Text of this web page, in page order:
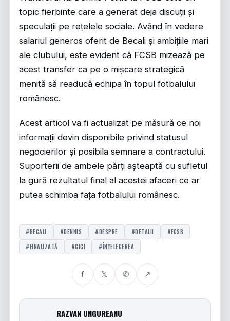
topic fierbinte care a generat deja discuții și
speculații pe rețelele sociale. Având în vedere
salariul generos oferit de Becali și ambițiile mari
ale clubului, este evident că FCSB mizează pe
acest transfer ca pe o mișcare strategică
menită să readucă echipa în topul fotbalului
românesc.
Acest articol va fi actualizat pe măsură ce noi
informații devin disponibile privind statusul
negocierilor și posibila semnare a contractului.
Suporterii de ambele părți așteaptă cu sufletul
la gură rezultatul final al acestei afaceri ce ar
putea schimba fața fotbalului românesc.
#BECALI #DENNIS #DESPRE #DETALII
#FCSB
#FINALIZATĂ
#GIGI #ÎNȚELEGEREA
f 𝕏 ✆ ↗
RAZVAN UNGUREANU